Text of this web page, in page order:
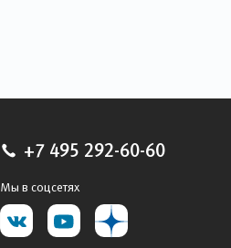
+7 495 292-60-60
Мы в соцсетях